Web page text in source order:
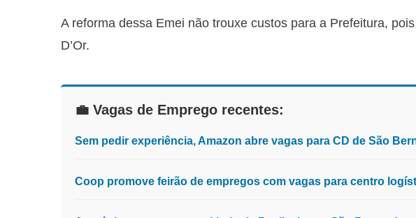
A reforma dessa Emei não trouxe custos para a Prefeitura,
D’Or.
💼 Vagas de Emprego recentes:
Sem pedir experiência, Amazon abre vagas para CD de São
Coop promove feirão de empregos com vagas para centro